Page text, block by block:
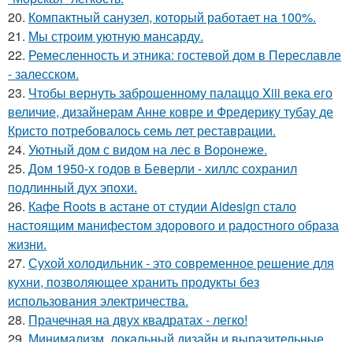
20. Компактный санузел, который работает на 100%.
21. Мы строим уютную мансарду.
22. Ремесленность и этника: гостевой дом в Переславле
- залесском.
23. Чтобы вернуть заброшенному палаццо Xiii века его
величие, дизайнерам Анне ковре и Фредерику тубау де
Кристо потребовалось семь лет реставрации.
24. Уютный дом с видом на лес в Воронеже.
25. Дом 1950-х годов в Беверли - хиллс сохранил
подлинный дух эпохи.
26. Кафе Roots в астане от студии Aidesign стало
настоящим манифестом здорового и радостного образа
жизни.
27. Сухой холодильник - это современное решение для
кухни, позволяющее хранить продукты без
использования электричества.
28. Прачечная на двух квадратах - легко!
29. Минимализм, локальный дизайн и выразительные